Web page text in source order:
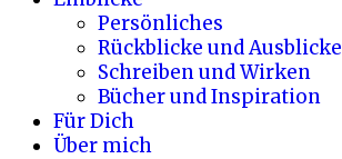
Persönliches
Rückblicke und Ausblicke
Schreiben und Wirken
Bücher und Inspiration
Für Dich
Über mich